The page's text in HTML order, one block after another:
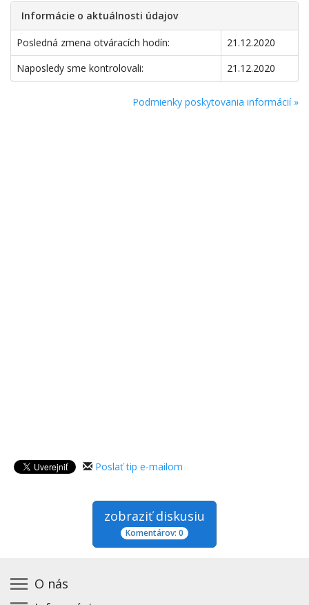
Informácie o aktuálnosti údajov
Posledná zmena otváracích hodín:
21.12.2020
Naposledy sme kontrolovali:
21.12.2020
Podmienky poskytovania informácií »
Poslať tip e-mailom
zobraziť diskusiu
Komentárov: 0
O nás